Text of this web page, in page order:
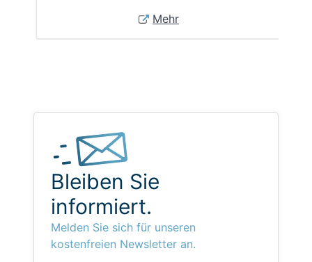
Mehr
Bleiben Sie
informiert.
Melden Sie sich für unseren
kostenfreien Newsletter an.